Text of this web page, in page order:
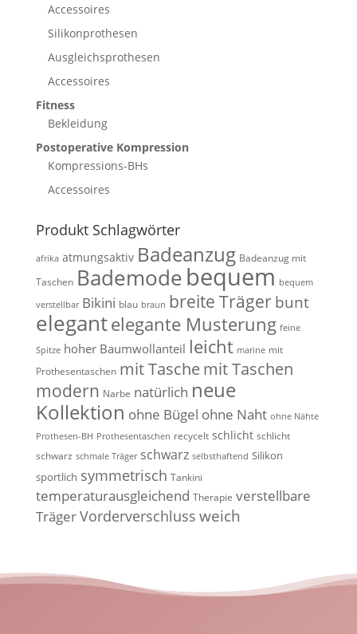
Accessoires
Silikonprothesen
Ausgleichsprothesen
Accessoires
Fitness
Bekleidung
Postoperative Kompression
Kompressions-BHs
Accessoires
Produkt Schlagwörter
afrika atmungsaktiv Badeanzug Badeanzug mit
Taschen Bademodebequem bequem
verstellbar Bikini blau braun breite Träger bunt
elegantelegante Musterung feine
Spitze hoher Baumwollanteil leicht marine mit
Prothesentaschen mit Taschemit Taschen
modern Narbe natürlich neue
Kollektion ohne Bügel ohne Naht ohne Nähte
Prothesen-BH Prothesentaschen recycelt schlicht schlicht
schwarz schmale Träger schwarz selbsthaftend Silikon
sportlich symmetrisch Tankini
temperaturausgleichend Therapie verstellbare
TrägerVorderverschluss weich